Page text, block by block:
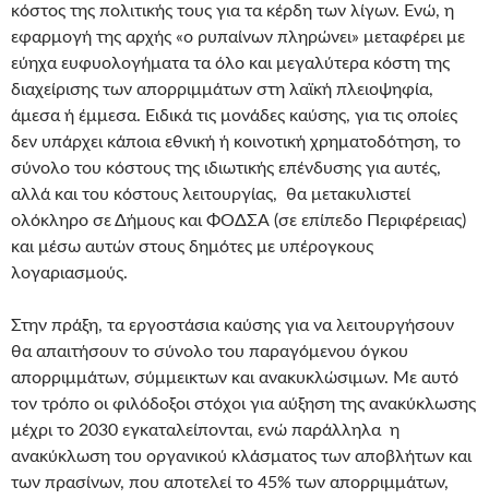
κόστος της πολιτικής τους για τα κέρδη των λίγων. Ενώ, η
εφαρμογή της αρχής «ο ρυπαίνων πληρώνει» μεταφέρει με
εύηχα ευφυολογήματα τα όλο και μεγαλύτερα κόστη της
διαχείρισης των απορριμμάτων στη λαϊκή πλειοψηφία,
άμεσα ή έμμεσα. Ειδικά τις μονάδες καύσης, για τις οποίες
δεν υπάρχει κάποια εθνική ή κοινοτική χρηματοδότηση, το
σύνολο του κόστους της ιδιωτικής επένδυσης για αυτές,
αλλά και του κόστους λειτουργίας, θα μετακυλιστεί
ολόκληρο σε Δήμους και ΦΟΔΣΑ (σε επίπεδο Περιφέρειας)
και μέσω αυτών στους δημότες με υπέρογκους
λογαριασμούς.
Στην πράξη, τα εργοστάσια καύσης για να λειτουργήσουν
θα απαιτήσουν το σύνολο του παραγόμενου όγκου
απορριμμάτων, σύμμεικτων και ανακυκλώσιμων. Με αυτό
τον τρόπο οι φιλόδοξοι στόχοι για αύξηση της ανακύκλωσης
μέχρι το 2030 εγκαταλείπονται, ενώ παράλληλα η
ανακύκλωση του οργανικού κλάσματος των αποβλήτων και
των πρασίνων, που αποτελεί το 45% των απορριμμάτων,